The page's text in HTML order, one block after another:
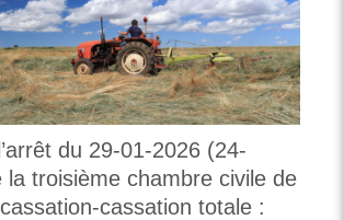
du 29-01-2026 (24-
la troisième chambre civile de
cassation totale :